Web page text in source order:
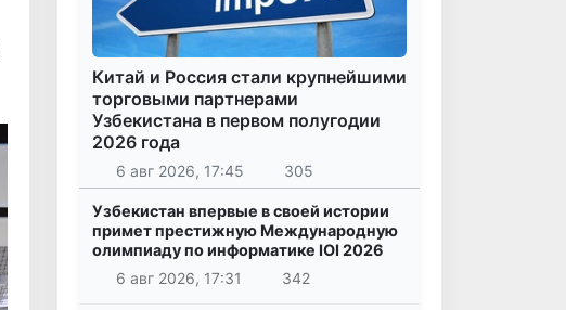
Китай и Россия стали крупнейшими
торговыми партнерами
Узбекистана в первом полугодии
2026 года
6 авг 2026, 17:45 305
Узбекистан впервые в своей истории
примет престижную Международную
олимпиаду по информатике IOI 2026
6 авг 2026, 17:31
342